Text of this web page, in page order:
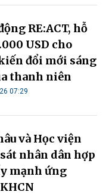
RE:ACT, hỗ
USD cho
đổi mới sáng
thanh niên
07:29
và Học viện
nhân dân hợp
mạnh ứng